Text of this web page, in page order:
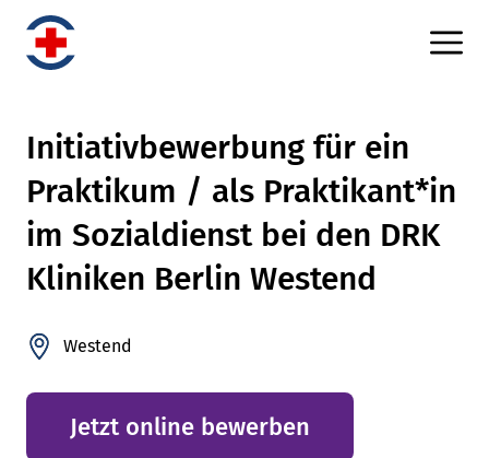
Initiativbewerbung für ein
Praktikum / als Praktikant*in
im Sozialdienst bei den DRK
Kliniken Berlin Westend
Westend
Jetzt online bewerben